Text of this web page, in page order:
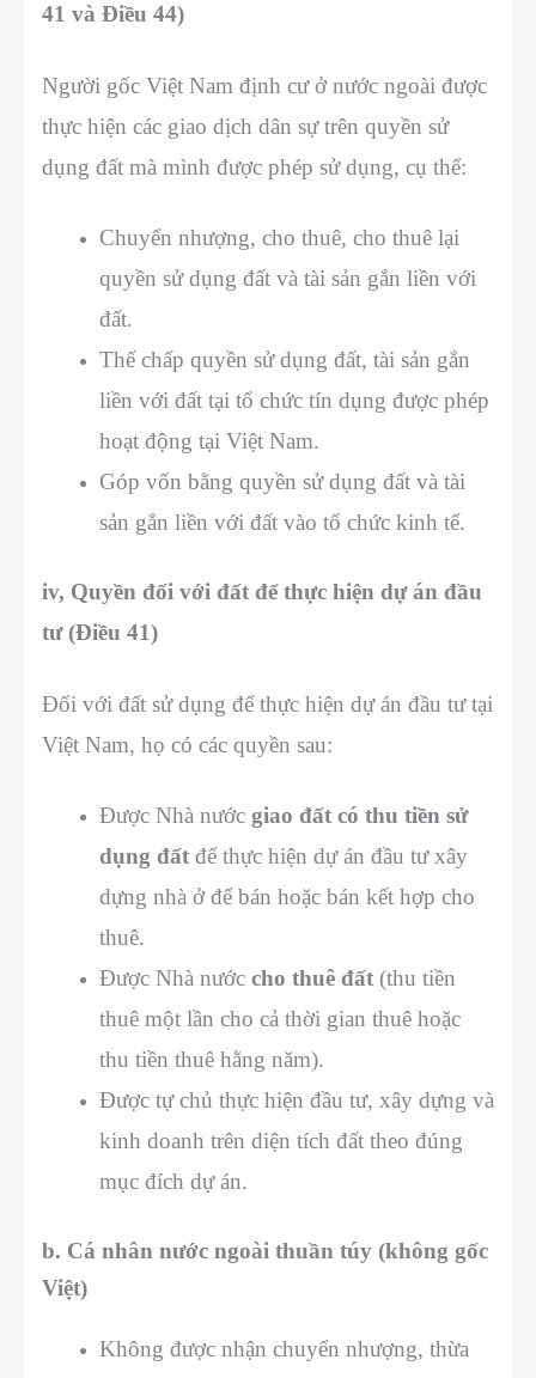
41 và Điều 44)
Người gốc Việt Nam định cư ở nước ngoài được
thực hiện các giao dịch dân sự trên quyền sử
dụng đất mà mình được phép sử dụng, cụ thể:
Chuyển nhượng, cho thuê, cho thuê lại
quyền sử dụng đất và tài sản gắn liền với
đất.
Thế chấp quyền sử dụng đất, tài sản gắn
liền với đất tại tổ chức tín dụng được phép
hoạt động tại Việt Nam.
Góp vốn bằng quyền sử dụng đất và tài
sản gắn liền với đất vào tổ chức kinh tế.
iv, Quyền đối với đất để thực hiện dự án đầu
tư (Điều 41)
Đối với đất sử dụng để thực hiện dự án đầu tư tại
Việt Nam, họ có các quyền sau:
Được Nhà nước giao đất có thu tiền sử
dụng đất để thực hiện dự án đầu tư xây
dựng nhà ở để bán hoặc bán kết hợp cho
thuê.
Được Nhà nước cho thuê đất (thu tiền
thuê một lần cho cả thời gian thuê hoặc
thu tiền thuê hằng năm).
Được tự chủ thực hiện đầu tư, xây dựng và
kinh doanh trên diện tích đất theo đúng
mục đích dự án.
b. Cá nhân nước ngoài thuần túy (không gốc
Việt)
Không được nhận chuyển nhượng, thừa